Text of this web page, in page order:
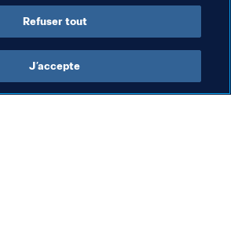
Refuser tout
J’accepte